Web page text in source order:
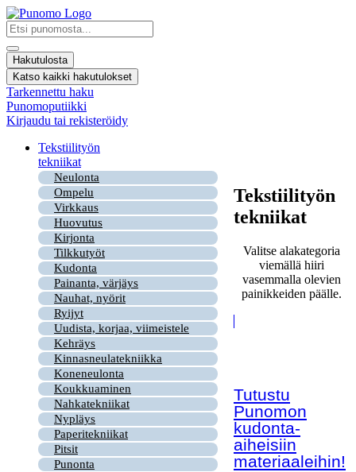
Mene
sisältöön
Search
...
Hakutulosta
Katso kaikki hakutulokset
Tarkennettu haku
Punomoputiikki
Kirjaudu tai rekisteröidy
Tekstiilityön
tekniikat
Neulonta
Ompelu
Virkkaus
Huovutus
Kirjonta
Tilkkutyöt
Kudonta
Painanta, värjäys
Nauhat, nyörit
Ryijyt
Uudista, korjaa, viimeistele
Kehräys
Kinnasneulatekniikka
Koneneulonta
Koukkuaminen
Nahkatekniikat
Nypläys
Paperitekniikat
Pitsit
Punonta
Tekstiilityön
tekniikat
Valitse alakategoria
viemällä hiiri
vasemmalla olevien
painikkeiden päälle.
Tutustu
Punomon
kudonta-
aiheisiin
materiaaleihin!